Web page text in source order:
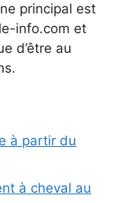
principal est
info.com et
d’être au
à partir du
à cheval au